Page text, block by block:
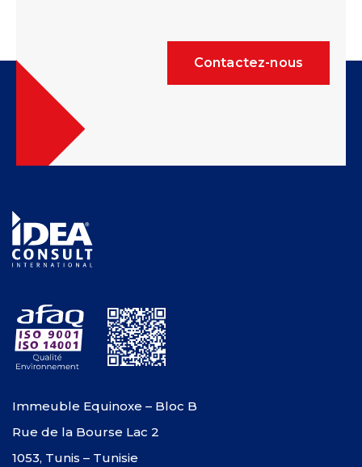
Contactez-nous
Immeuble Equinoxe – Bloc B
Rue de la Bourse Lac 2
1053, Tunis – Tunisie